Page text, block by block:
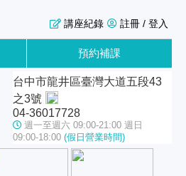
註冊 / 登入
講座紀錄
預約補課
台中市龍井區臺灣大道五段43
之3號
04-36017728
週一至週六 09:00-21:00 週日
09:00-18:00 (假日營業時間)